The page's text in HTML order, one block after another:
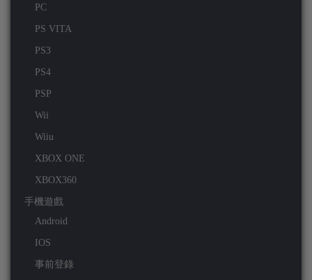
PC
PS VITA
PS3
PS4
PSP
Wii
Wiiu
XBOX ONE
XBOX360
手機遊戲
Android
IOS
事前登錄